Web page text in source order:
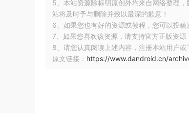
5、本站资源除标明原创外均来自网络整理
站将及时予与删除并致以最深的歉意！
6、如果您也有好的资源或教程，您可以投
7、如果您喜欢该资源，请支持官方正版资源
8、请您认真阅读上述内容，注册本站用户或
原文链接： https://www.dandroid.cn/